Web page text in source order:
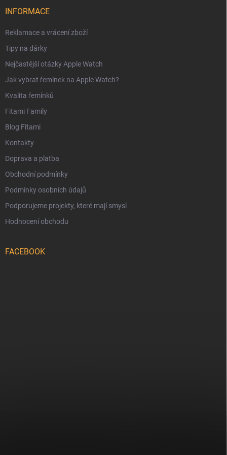
INFORMACE
Reklamace a vrácení zboží
Tipy na dárky
Nejčastější otázky Apple Watch
Jak vybrat řemínek na Apple Watch?
Kvalita řemínků
Fitami Family
Blog Fitami
Kontakty
Doprava a platba
Obchodní podmínky
Podmínky osobních údajů
Podporujeme projekty, které mají smysl
Hodnocení obchodu
FACEBOOK